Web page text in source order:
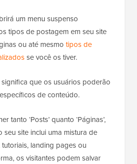
um menu suspenso
tipos de postagem em seu site
ou até mesmo tipos de
se você os tiver.
que os usuários poderão
de conteúdo.
tanto ‘Posts’ quanto ‘Páginas’,
seu site inclui uma mistura de
landing pages ou
os visitantes podem salvar